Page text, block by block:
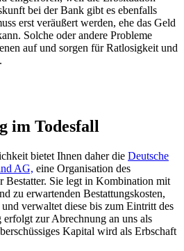
bei der Bank gibt es ebenfalls
erst veräußert werden, ehe das Geld
Solche oder andere Probleme
auf und sorgen für Ratlosigkeit und
im Todesfall
bietet Ihnen daher die Deutsche
AG, eine Organisation des
Bestatter. Sie legt in Kombination mit
zu erwartenden Bestattungskosten,
verwaltet diese bis zum Eintritt des
zur Abrechnung an uns als
Kapital wird als Erbschaft